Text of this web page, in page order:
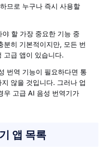
므로 누구나 즉시 사용할
할 가장 중요한 기능 중
분히 기본적이지만, 모든 번
고급 앱이 있습니다.
번역 기능이 필요하다면 통
않을 것입니다. 그러나 업
우 고급 AI 음성 번역기가
앱 목록